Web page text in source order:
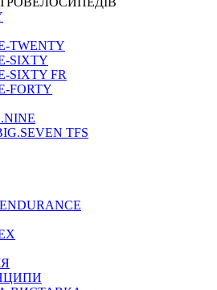
TWENTY
SIXTY
SIXTY FR
FORTY
TFS